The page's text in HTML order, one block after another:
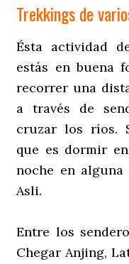
Trekkings de
Ésta actividad
estás en buena
recorrer una
a través de
cruzar los ríos.
que es dormir
noche en
Asli.
Entre los
Chegar Anjing,